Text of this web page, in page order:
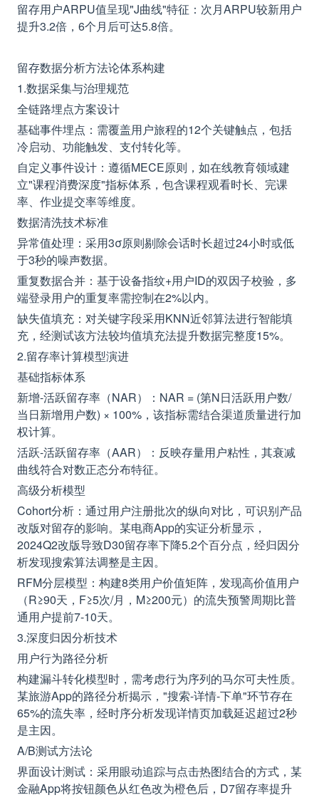
留存用户ARPU值呈现"J曲线"特征：次月ARPU较新用户
提升3.2倍，6个月后可达5.8倍。
留存数据分析方法论体系构建
1.数据采集与治理规范
全链路埋点方案设计
基础事件埋点：需覆盖用户旅程的12个关键触点，包括
冷启动、功能触发、支付转化等。
自定义事件设计：遵循MECE原则，如在线教育领域建
立"课程消费深度"指标体系，包含课程观看时长、完课
率、作业提交率等维度。
数据清洗技术标准
异常值处理：采用3σ原则剔除会话时长超过24小时或低
于3秒的噪声数据。
重复数据合并：基于设备指纹+用户ID的双因子校验，多
端登录用户的重复率需控制在2%以内。
缺失值填充：对关键字段采用KNN近邻算法进行智能填
充，经测试该方法较均值填充法提升数据完整度15%。
2.留存率计算模型演进
基础指标体系
新增-活跃留存率（NAR）：NAR = (第N日活跃用户数/
当日新增用户数) × 100%，该指标需结合渠道质量进行加
权计算。
活跃-活跃留存率（AAR）：反映存量用户粘性，其衰减
曲线符合对数正态分布特征。
高级分析模型
Cohort分析：通过用户注册批次的纵向对比，可识别产品
改版对留存的影响。某电商App的实证分析显示，
2024Q2改版导致D30留存率下降5.2个百分点，经归因分
析发现搜索算法调整是主因。
RFM分层模型：构建8类用户价值矩阵，发现高价值用户
（R≥90天，F≥5次/月，M≥200元）的流失预警周期比普
通用户提前7-10天。
3.深度归因分析技术
用户行为路径分析
构建漏斗转化模型时，需考虑行为序列的马尔可夫性质。
某旅游App的路径分析揭示，"搜索-详情-下单"环节存在
65%的流失率，经时序分析发现详情页加载延迟超过2秒
是主因。
A/B测试方法论
界面设计测试：采用眼动追踪与点击热图结合的方式，某
金融App将按钮颜色从红色改为橙色后，D7留存率提升